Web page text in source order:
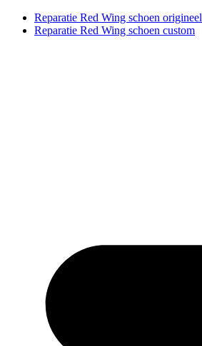
naar
Reparatie Red Wing schoen origineel
Reparatie Red Wing schoen custom